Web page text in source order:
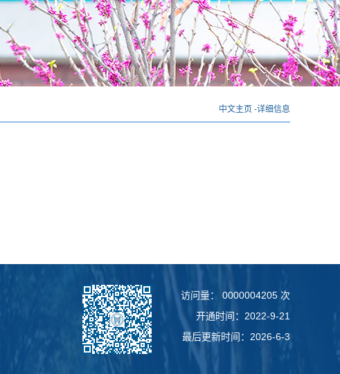
中文主页 -详细信息
访问量： 0000004205 次
开通时间： 2022-9-21
最后更新时间： 2026-6-3